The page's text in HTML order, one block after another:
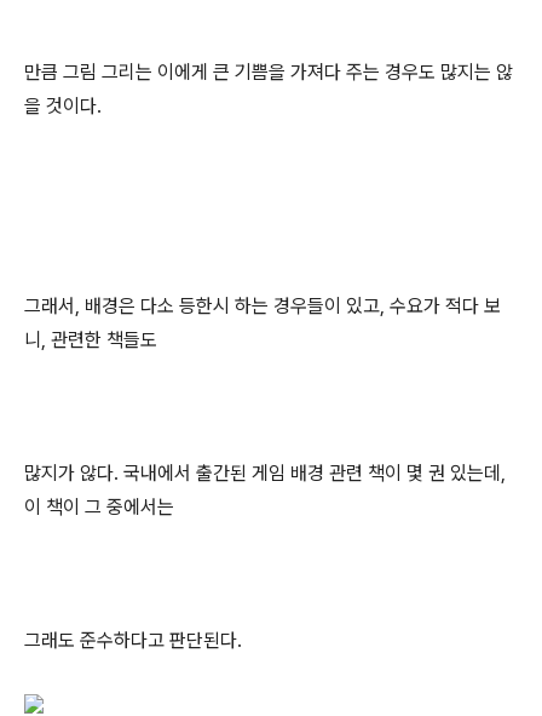
만큼 그림 그리는 이에게 큰 기쁨을 가져다 주는 경우도 많지는 않
을 것이다.
그래서, 배경은 다소 등한시 하는 경우들이 있고, 수요가 적다 보
니, 관련한 책들도
많지가 않다. 국내에서 출간된 게임 배경 관련 책이 몇 권 있는데,
이 책이 그 중에서는
그래도 준수하다고 판단된다.